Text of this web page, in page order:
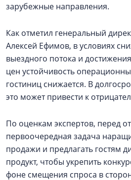
зарубежные направления.
Как отметил генеральный
Алексей Ефимов, в условиях
выездного потока и
цен устойчивость
гостиниц снижается. В
это может привести к
По оценкам экспертов, перед
первоочередная задача
продажи и предлагать гостям
продукт, чтобы укрепить
фоне смещения спроса в